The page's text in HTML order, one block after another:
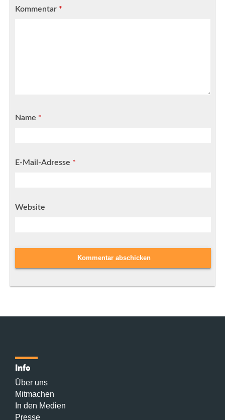
Kommentar *
Name *
E-Mail-Adresse *
Website
Info
Über uns
Mitmachen
In den Medien
Presse